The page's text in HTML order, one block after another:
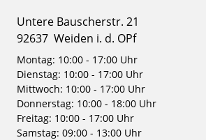
Untere Bauscherstr. 21
92637 Weiden i. d. OPf
Montag: 10:00 - 17:00 Uhr
Dienstag: 10:00 - 17:00 Uhr
Mittwoch: 10:00 - 17:00 Uhr
Donnerstag: 10:00 - 18:00 Uhr
Freitag: 10:00 - 17:00 Uhr
Samstag: 09:00 - 13:00 Uhr